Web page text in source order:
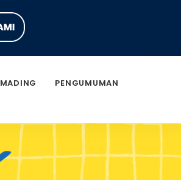
MADING PENGUMUMAN